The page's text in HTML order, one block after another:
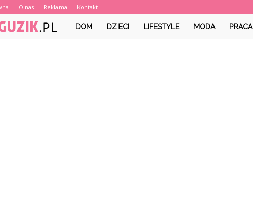
O nas Reklama Kontakt
PastelowyGuzik.pl
DOM DZIECI LIFESTYLE MODA PRACA